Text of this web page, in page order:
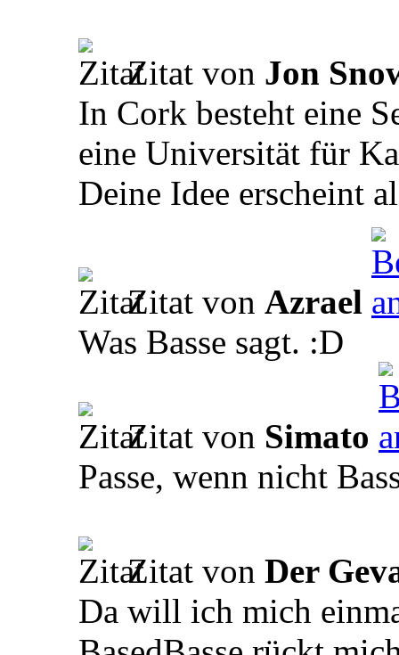
Zitat von Jon
In Cork besteht eine
eine Universität für
Deine Idee erscheint
Zitat von Azrael
Was Basse sagt. :D
Zitat von Simato
Passe, wenn nicht
Zitat von Der
Da will ich mich